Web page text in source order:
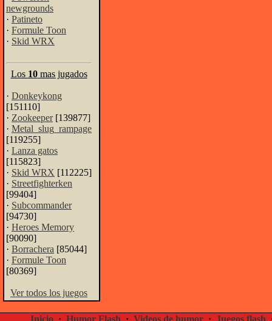
newgrounds
· Patineto
· Formule Toon
· Skid WRX
Los 10mas jugados
· Donkeykong
[151110]
· Zookeeper[139877]
· Metal_slug_rampage
[119255]
· Lanza gatos
[115823]
· Skid WRX [112225]
· Streetfighterken
[99404]
· Subcommander
[94730]
· Heroes Memory
[90090]
· Borrachera [85044]
· Formule Toon
[80369]
Ver todos los juegos
Inicio · Humor Flash · Videos de humor · Juegos flash